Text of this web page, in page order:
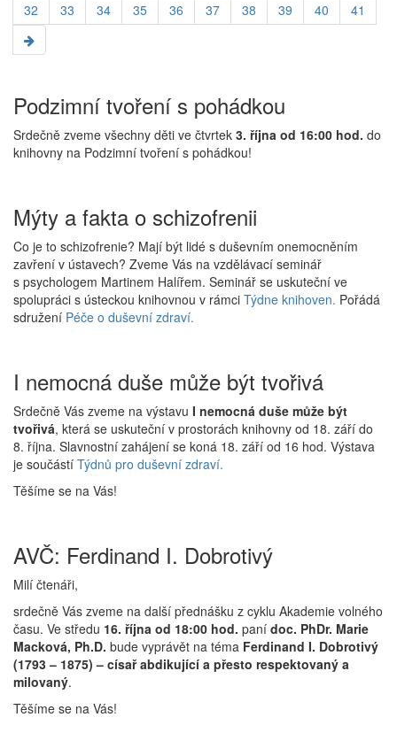
32
33 34 35 36 37 38 39 40 41
Podzimní tvoření s pohádkou
Srdečně zveme všechny děti ve čtvrtek 3. října od 16:00 hod. do
knihovny na Podzimní tvoření s pohádkou!
Mýty a fakta o schizofrenii
Co je to schizofrenie? Mají být lidé s duševním onemocněním
zavření v ústavech? Zveme Vás na vzdělávací seminář
s psychologem Martinem Halířem. Seminář se uskuteční ve
spolupráci s ústeckou knihovnou v rámci Týdne knihoven. Pořádá
sdružení Péče o duševní zdraví.
I nemocná duše může být tvořivá
Srdečně Vás zveme na výstavu I nemocná duše může být
tvořivá, která se uskuteční v prostorách knihovny od 18. září do
8. října. Slavnostní zahájení se koná 18. září od 16 hod. Výstava
je součástí Týdnů pro duševní zdraví.
Těšíme se na Vás!
AVČ: Ferdinand I. Dobrotivý
Milí čtenáři,
srdečně Vás zveme na další přednášku z cyklu Akademie volného
času. Ve středu 16. října od 18:00 hod. paní doc. PhDr. Marie
Macková, Ph.D. bude vyprávět na téma Ferdinand I. Dobrotivý
(1793 – 1875) – císař abdikující a přesto respektovaný a
milovaný.
Těšíme se na Vás!